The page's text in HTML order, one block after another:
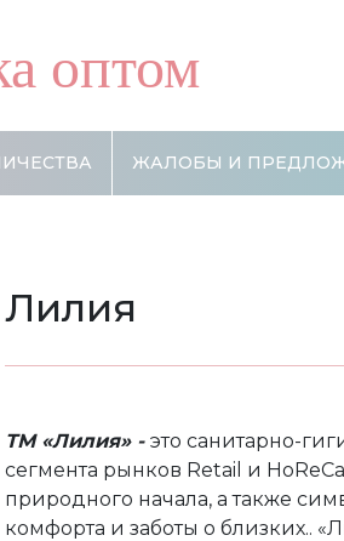
оптом
ЖАЛОБЫ И
Лилия
ТМ «Лилия» - это санитарно-
сегмента рынков Retail и
природного начала, а также
комфорта и заботы о близких..